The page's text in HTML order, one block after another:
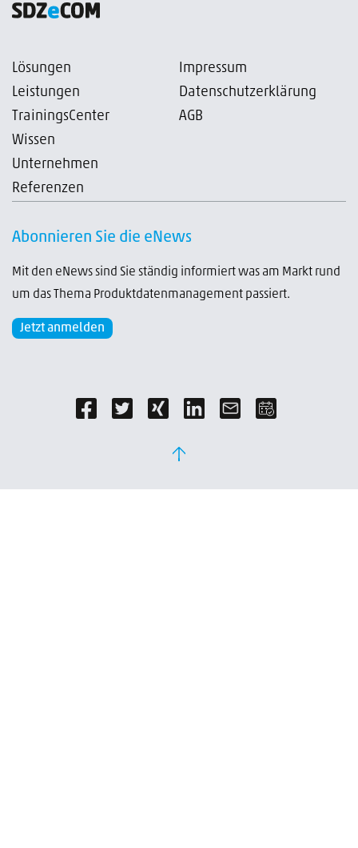
Lösungen
Leistungen
TrainingsCenter
Wissen
Unternehmen
Referenzen
Impressum
Datenschutzerklärung
AGB
Abonnieren Sie die eNews
Mit den eNews sind Sie ständig informiert was am Markt rund
um das Thema Produktdatenmanagement passiert.
Jetzt anmelden